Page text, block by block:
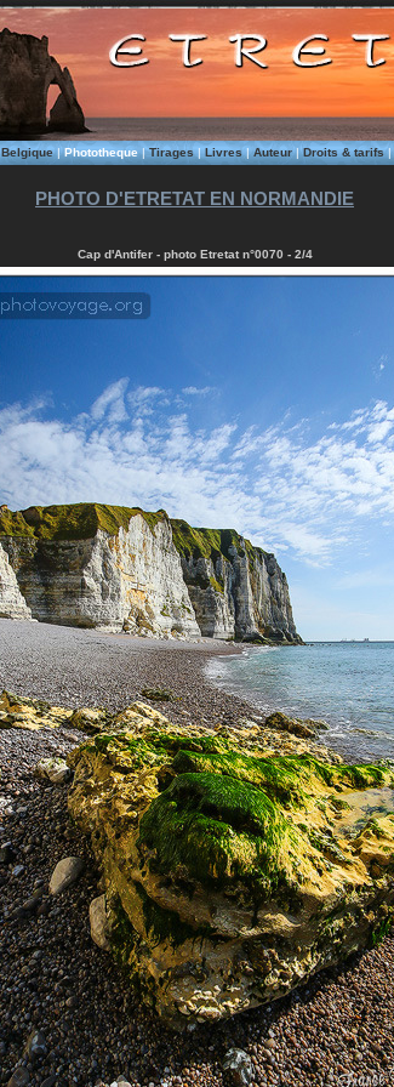
Belgique|Phototheque|Tirages|Livres|Auteur|Droits & tarifs|
PHOTO D'ETRETAT EN NORMANDIE
Cap d'Antifer - photo Etretat n°0070 - 2/4